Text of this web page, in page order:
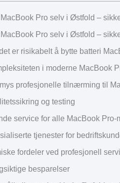
MacBook Pro selv i Østfold –
MacBook Pro selv i Østfold –
er risikabelt å bytte batteri
i moderne MacBook
profesjonelle tilnærming til
og testing
service for alle MacBook
tjenester for
fordeler ved profesjonell
besparelser